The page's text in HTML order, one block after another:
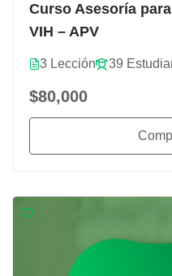
Curso Asesoría
VIH – APV
3 Lección 39
$80,000